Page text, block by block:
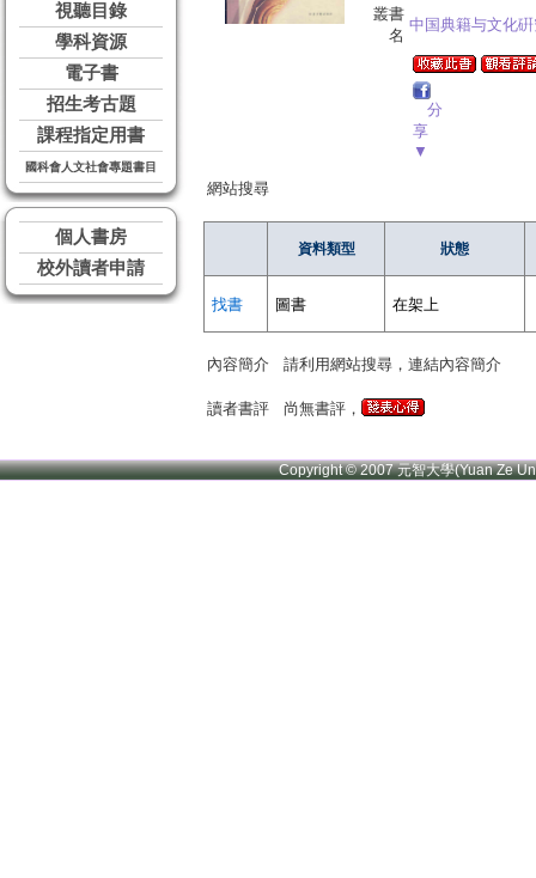
視聽目錄
學科資源
電子書
招生考古題
課程指定用書
國科會人文社會專題書目
個人書房
校外讀者申請
叢書
名
中国典籍与文化
分
享
▼
網站搜尋
資料類型 狀態
找書 圖書 在架上
內容簡介 請利用網站搜尋，連結內容簡介
讀者書評 尚無書評，
Copyright © 2007 元智大學(Yuan Ze